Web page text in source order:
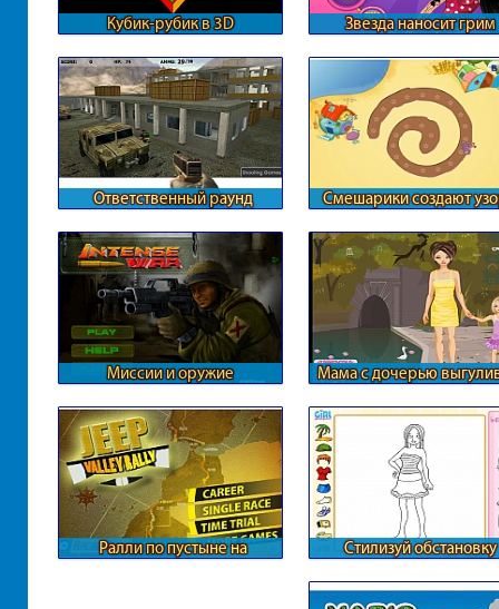
Кубик-рубик в 3D Звезда наносит грим
Ответственный раунд
Смешарики создают
Миссии и оружие
Мама с дочерью
Ралли по пустыне на
Стилизуй обстановку